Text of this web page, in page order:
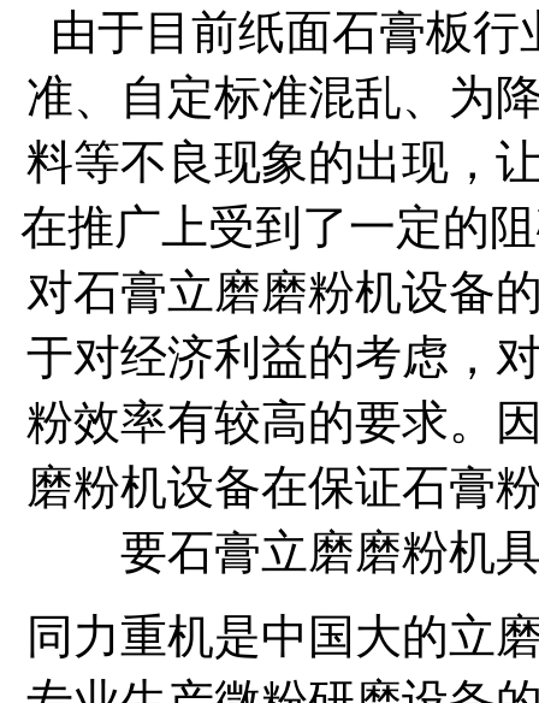
由于目前纸面石膏板
准、自定标准混乱、为
料等不良现象的出现，
在推广上受到了一定的
对石膏立磨磨粉机设备
于对经济利益的考虑，
粉效率有较高的要求。
磨粉机设备在保证石膏
要石膏立磨磨粉机
同力重机是中国大的立